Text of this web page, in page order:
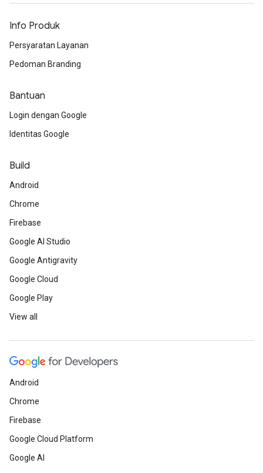
Info Produk
Persyaratan Layanan
Pedoman Branding
Bantuan
Login dengan Google
Identitas Google
Build
Android
Chrome
Firebase
Google AI Studio
Google Antigravity
Google Cloud
Google Play
View all
Android
Chrome
Firebase
Google Cloud Platform
Google AI